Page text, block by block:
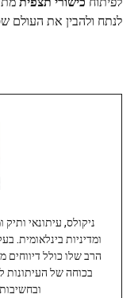
לנתח ולהבין את העולם
ומדיניות בינלאומית.
הרב שלו כולל דיווחים
בכוחה של העיתונות